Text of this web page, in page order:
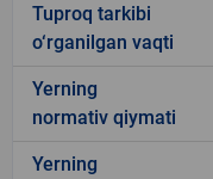
Tuproq tarkibi
o‘rganilgan vaqti
Yerning
normativ qiymati
Yerning